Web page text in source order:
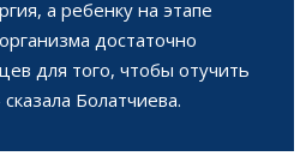
а ребенку на этапе
достаточно
для того, чтобы отучить
Болатчиева.